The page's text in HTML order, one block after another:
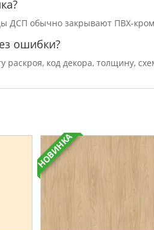
ДСП обычно закрывают ПВХ-
ошибки?
раскроя, код декора, толщину,
НОВИНКА